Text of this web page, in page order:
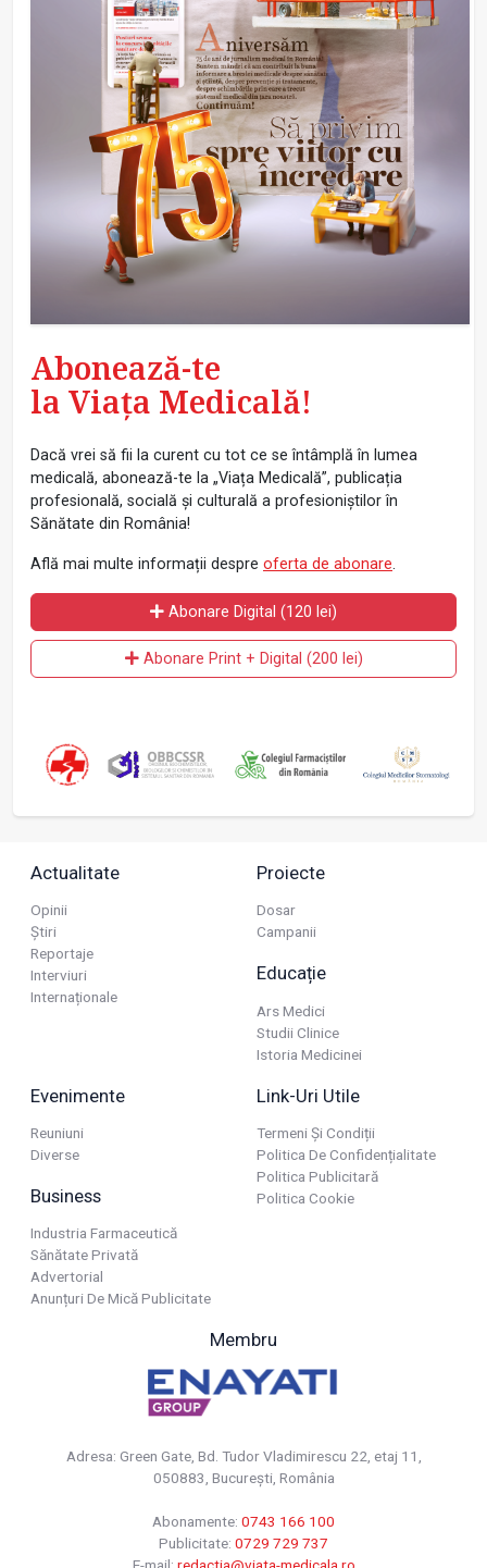
Abonează-te
la Viața Medicală!
Dacă vrei să fii la curent cu tot ce se întâmplă în lumea
medicală, abonează-te la „Viața Medicală”, publicația
profesională, socială și culturală a profesioniștilor în
Sănătate din România!
Află mai multe informații despre oferta de abonare.
Abonare Digital (120 lei)
Abonare Print + Digital (200 lei)
Actualitate
Opinii
Știri
Reportaje
Interviuri
Internaționale
Proiecte
Dosar
Campanii
Educație
Ars Medici
Studii Clinice
Istoria Medicinei
Evenimente
Reuniuni
Diverse
Business
Industria Farmaceutică
Sănătate Privată
Advertorial
Anunțuri De Mică Publicitate
Link-Uri Utile
Termeni Și Condiții
Politica De Confidențialitate
Politica Publicitară
Politica Cookie
Membru
Adresa: Green Gate, Bd. Tudor Vladimirescu 22, etaj 11,
050883, Bucureşti, România
Abonamente: 0743 166 100
Publicitate: 0729 729 737
E-mail: redactia@viata-medicala.ro